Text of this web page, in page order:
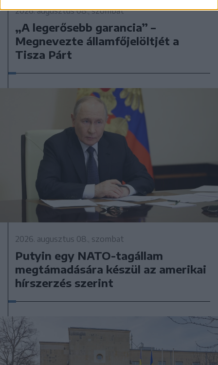
2026. augusztus 08., szombat
„A legerősebb garancia” –
Megnevezte államfőjelöltjét a
Tisza Párt
2026. augusztus 08., szombat
Putyin egy NATO-tagállam
megtámadására készül az amerikai
hírszerzés szerint